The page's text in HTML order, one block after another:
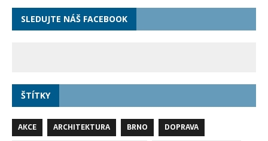
SLEDUJTE NÁŠ FACEBOOK
ŠTÍTKY
AKCE ARCHITEKTURA BRNO
DOPRAVA